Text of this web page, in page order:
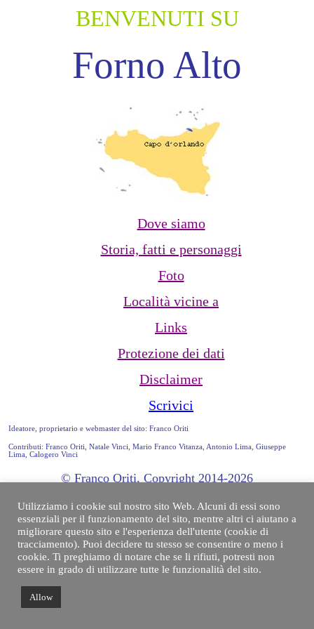
BENVENUTI SU
Forno Alto
Dove siamo
Storia, fatti e personaggi
Foto
Località vicine a
Links
Protezione dei dati
Disclaimer
Scrivici
Ideatore, proprietario e webmaster del sito: Franco Oriti
Contributi: Franco Oriti, Natale Vinci, Mario Franco Vitanza, Antonio Lima, Giuseppe
Lima, Calogero Vinci
© Franco Oriti, Copyright 2014-2026
Utilizziamo i cookie sul nostro sito Web. Alcuni di essi sono
essenziali per il funzionamento del sito, mentre altri ci aiutano a
migliorare questo sito e l'esperienza dell'utente (cookie di
tracciamento). Puoi decidere tu stesso se consentire o meno i
cookie. Ti preghiamo di notare che se li rifiuti, potresti non
essere in grado di utilizzare tutte le funzionalità del sito.
Allow